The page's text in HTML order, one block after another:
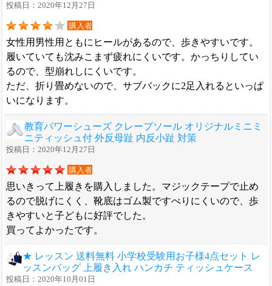
投稿日：2020年12月27日
購入者
女性用男性用ともにヒールがあるので、歩きやすいです。
履いていても沈みこまず疲れにくいです。かっちりしてい
るので、型崩れしにくいです。
ただ、折り畳めないので、サブバックに2足入れるといっぱ
いになります。
教育パワーシューズ クレープソール オリジナルミニミ
ニティッシュ付 外反母趾 内反小趾 対策
投稿日：2020年12月27日
購入者
思いきって上履きを購入しました。マジックテープで止め
るので脱げにくく、靴底はゴム製ですべりにくいので、歩
きやすいと子どもに好評でした。
買ってよかったです。
★ レッスン 送料無料 小学校受験用お子様4点セット レ
ッスンバッグ 上履き入れ ハンカチ ティッシュケース
投稿日：2020年10月01日